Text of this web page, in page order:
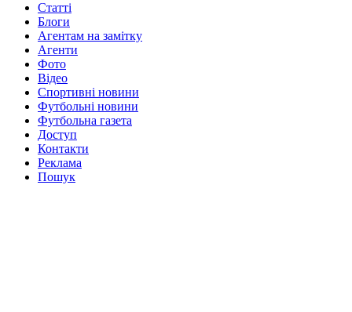
Статті
Блоги
Агентам на замітку
Агенти
Фото
Відео
Спортивні новини
Футбольні новини
Футбольна газета
Доступ
Контакти
Реклама
Пошук